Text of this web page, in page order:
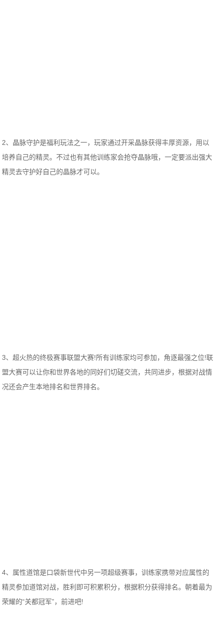
2、晶脉守护是福利玩法之一，玩家通过开采晶脉获得丰厚资源，用以
培养自己的精灵。不过也有其他训练家会抢夺晶脉哦，一定要派出强大
精灵去守护好自己的晶脉才可以。
3、超火热的终极赛事联盟大赛!所有训练家均可参加，角逐最强之位!联
盟大赛可以让你和世界各地的同好们切磋交流，共同进步，根据对战情
况还会产生本地排名和世界排名。
4、属性道馆是口袋新世代中另一项超级赛事，训练家携带对应属性的
精灵参加道馆对战，胜利即可积累积分，根据积分获得排名。朝着最为
荣耀的“关都冠军”，前进吧!